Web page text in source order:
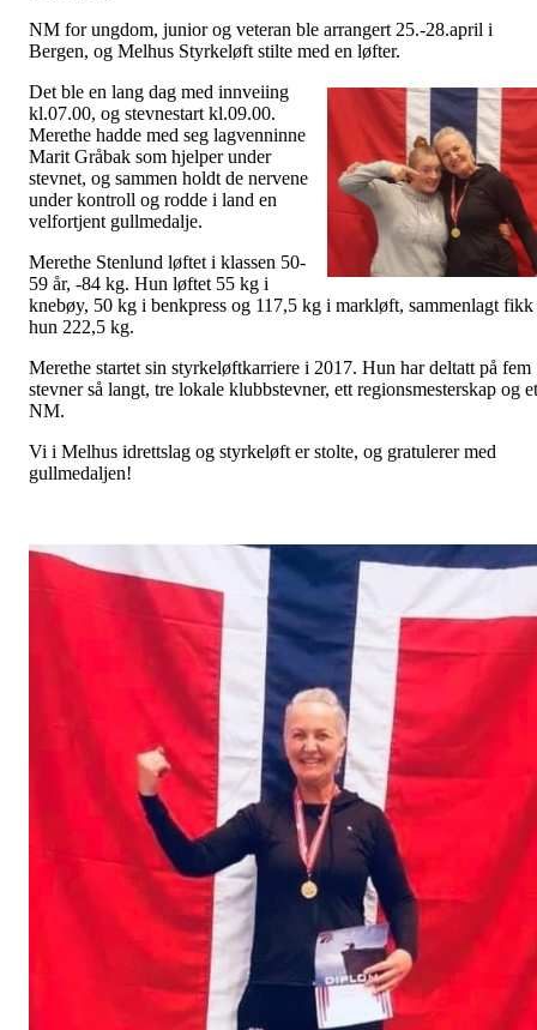
NM for ungdom, junior og veteran ble arrangert 25.-28.april i
Bergen, og Melhus Styrkeløft stilte med en løfter.
Det ble en lang dag med innveiing
kl.07.00, og stevnestart kl.09.00.
Merethe hadde med seg lagvenninne
Marit Gråbak som hjelper under
stevnet, og sammen holdt de nervene
under kontroll og rodde i land en
velfortjent gullmedalje.
Merethe Stenlund løftet i klassen 50-
59 år, -84 kg. Hun løftet 55 kg i
knebøy, 50 kg i benkpress og 117,5 kg i markløft, sammenlagt fikk
hun 222,5 kg.
Merethe startet sin styrkeløftkarriere i 2017. Hun har deltatt på fem
stevner så langt, tre lokale klubbstevner, ett regionsmesterskap og
NM.
Vi i Melhus idrettslag og styrkeløft er stolte, og gratulerer med
gullmedaljen!